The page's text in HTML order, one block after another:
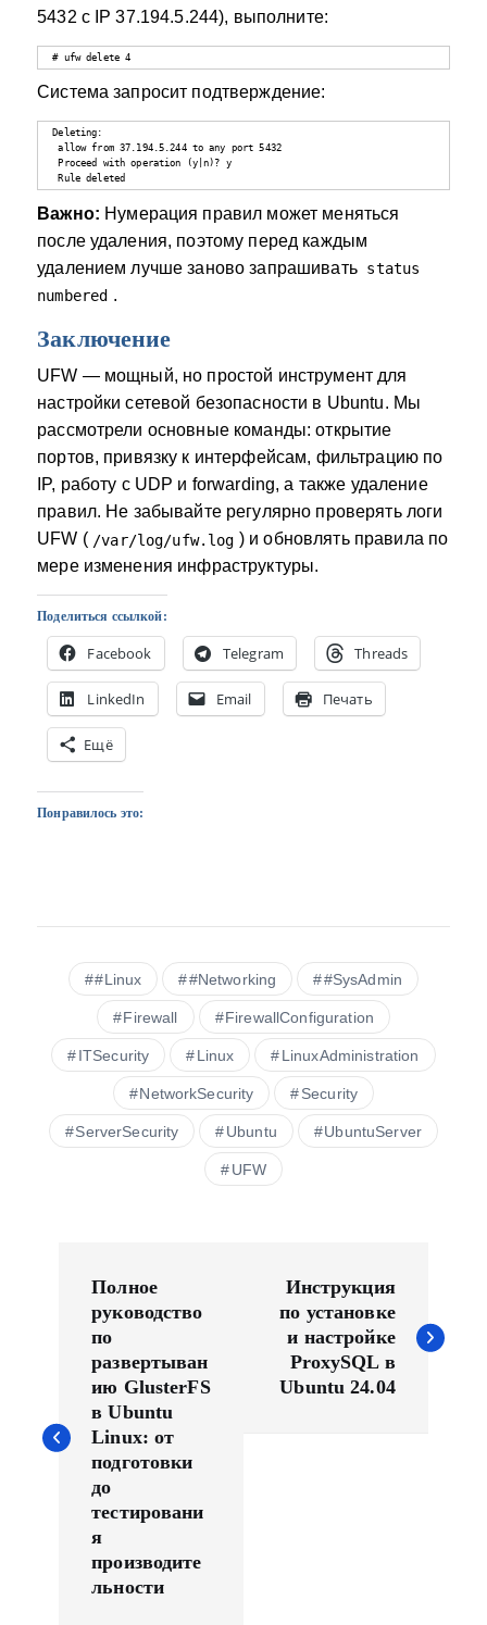
5432 с IP 37.194.5.244), выполните:
# ufw delete 4
Система запросит подтверждение:
Deleting:
allow from 37.194.5.244 to any port 5432
Rule deleted
Важно: Нумерация правил может меняться
после удаления, поэтому перед каждым
удалением лучше заново запрашивать status
numbered .
Заключение
UFW — мощный, но простой инструмент для
настройки сетевой безопасности в Ubuntu. Мы
рассмотрели основные команды: открытие
портов, привязку к интерфейсам, фильтрацию по
IP, работу с UDP и forwarding, а также удаление
правил. Не забывайте регулярно проверять логи
UFW ( /var/log/ufw.log ) и обновлять правила по
мере изменения инфраструктуры.
Поделиться ссылкой:
Facebook Telegram Threads
LinkedIn Email Печать
Ещё
Понравилось это:
#Linux #Networking #SysAdmin
Firewall FirewallConfiguration
ITSecurity Linux LinuxAdministration
NetworkSecurity Security
ServerSecurity Ubuntu UbuntuServer
UFW
ц
Полное
руководство
по
развертыван
ию GlusterFS
в Ubuntu
Linux: от
подготовки
до
тестировани
я
производите
льности
Инструкция
по установке
и настройке
ProxySQL в
Ubuntu 24.04